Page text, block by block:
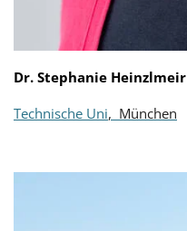
Dr. Stephanie Heinzlmeir
Technische Uni, München